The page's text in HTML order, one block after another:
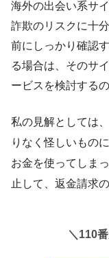
海外の出会い系サ
詐欺のリスクに十
前にしっかり確認
る場合は、そのサ
ービスを検討する
私の見解としては
りなく怪しい もの
お金を使ってしま
止して、返金請求
＼110